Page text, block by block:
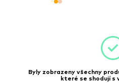
Byly zobrazeny všechny
které se shodují s